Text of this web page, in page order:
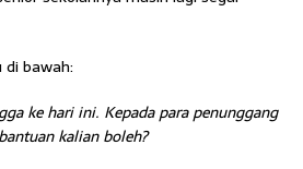
bawah:
ke hari ini. Kepada para penunggang
kalian boleh?